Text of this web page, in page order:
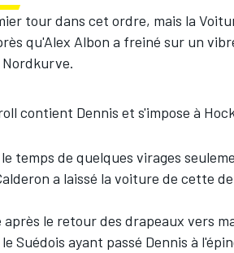
tour dans cet ordre, mais la
qu'Alex Albon a freiné sur un
contient Dennis et s'impose à
temps de quelques virages
a laissé la voiture de cette
après le retour des drapeaux vers
Suédois ayant passé Dennis à